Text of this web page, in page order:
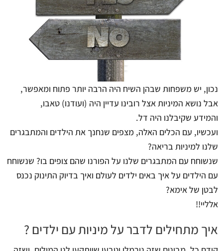
נכון, יש משפחות שבהן השיח היה הרבה יותר פתוח ומאפשר,
אבל נושא המיניות אצל רובינו עדיין היה (ועודנו) טאבו,
והמידע שקיבלנו היה דל.
ועכשיו, עם הכלים האלה, מצפים שנחנך את הילדים והמתבגרים
שלנו למיניות בריאה?
שנשוחח עם המתבגרים שלנו על הפורנו שהם צופים בו? שנשוחח
עם הילדים על איך באים ילדים לעולם ואיך בדיוק התינוק נכנס
לבטן של אימא?
אלליי!!
איך מתחילים לדבר על מיניות עם ילדים ?